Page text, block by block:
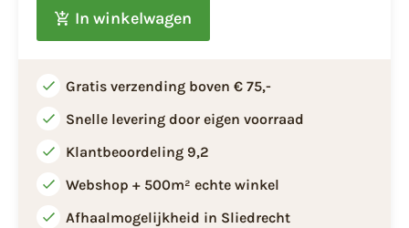
In winkelwagen
Gratis verzending boven € 75,-
Snelle levering door eigen voorraad
Klantbeoordeling 9,2
Webshop + 500m² echte winkel
Afhaalmogelijkheid in Sliedrecht